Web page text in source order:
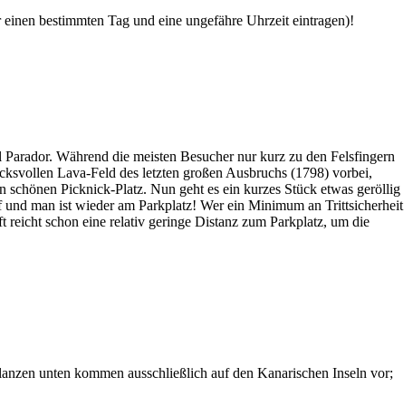
bestimmten Tag und eine ungefähre Uhrzeit eintragen)!
Während die meisten Besucher nur kurz zu den Felsfingern
Lava-Feld des letzten großen Ausbruchs (1798) vorbei,
Picknick-Platz. Nun geht es ein kurzes Stück etwas geröllig
man ist wieder am Parkplatz! Wer ein Minimum an Trittsicherheit
schon eine relativ geringe Distanz zum Parkplatz, um die
unten kommen ausschließlich auf den Kanarischen Inseln vor;